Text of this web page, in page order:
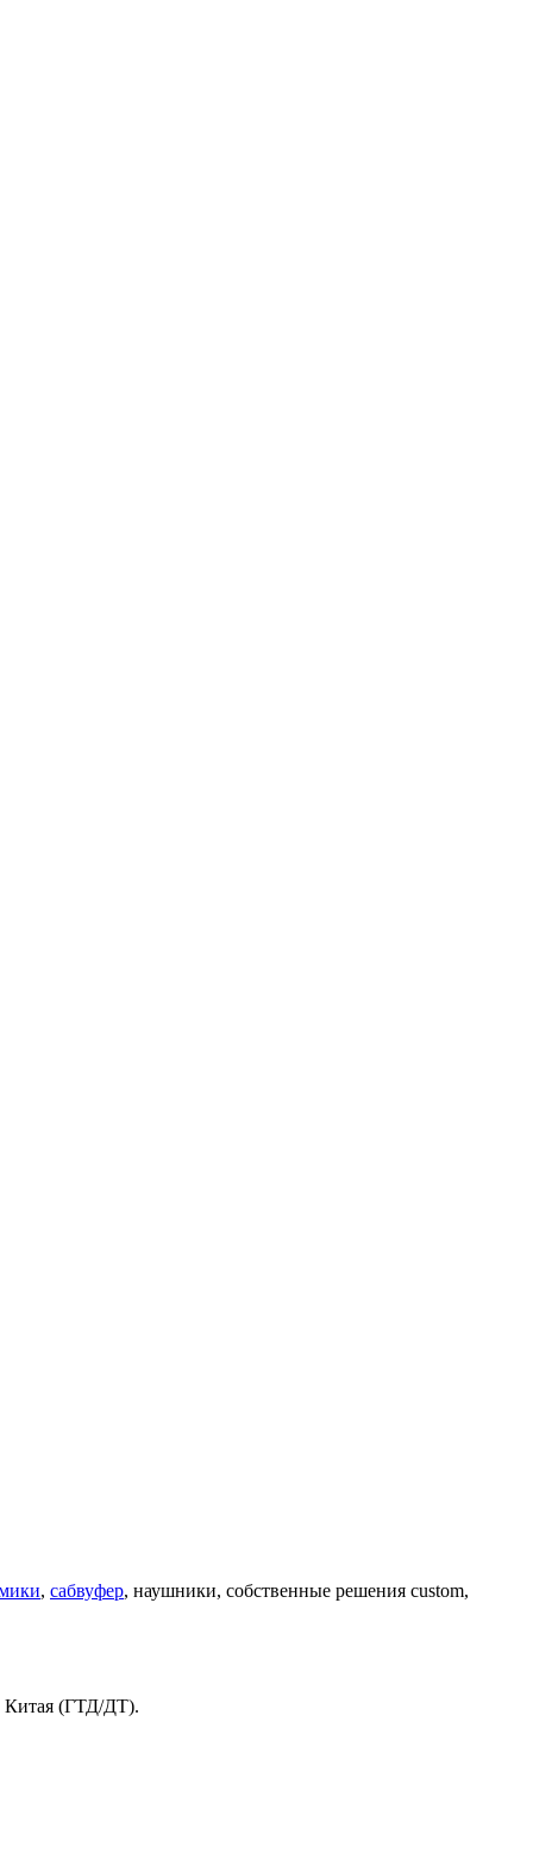
, сабвуфер, наушники, собственные решения custom,
Китая (ГТД/ДТ).